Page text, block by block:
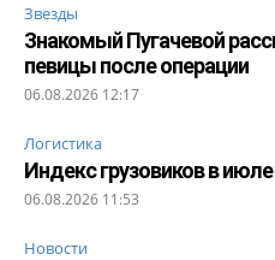
Звезды
Знакомый Пугачевой
певицы после операции
06.08.2026 12:17
Логистика
Индекс грузовиков в
06.08.2026 11:53
Новости